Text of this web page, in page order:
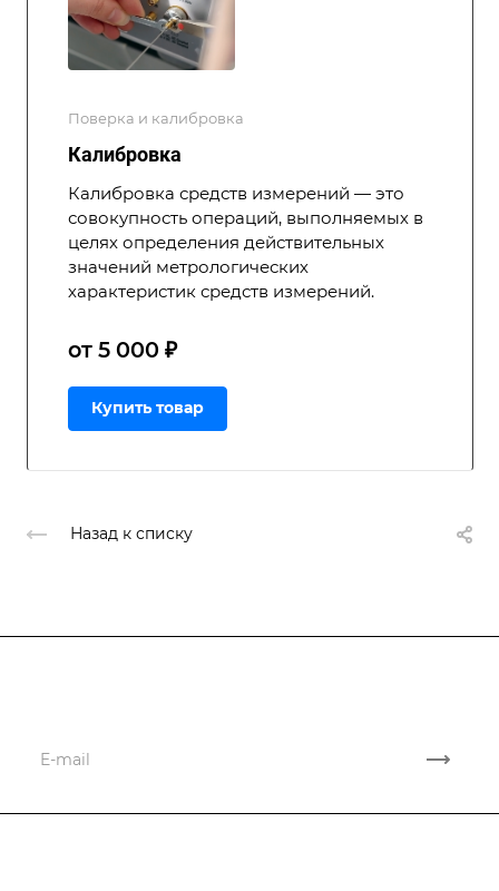
Поверка и калибровка
Калибровка
Калибровка средств измерений — это
совокупность операций, выполняемых в
целях определения действительных
значений метрологических
характеристик средств измерений.
от 5 000 ₽
Купить товар
Назад к списку